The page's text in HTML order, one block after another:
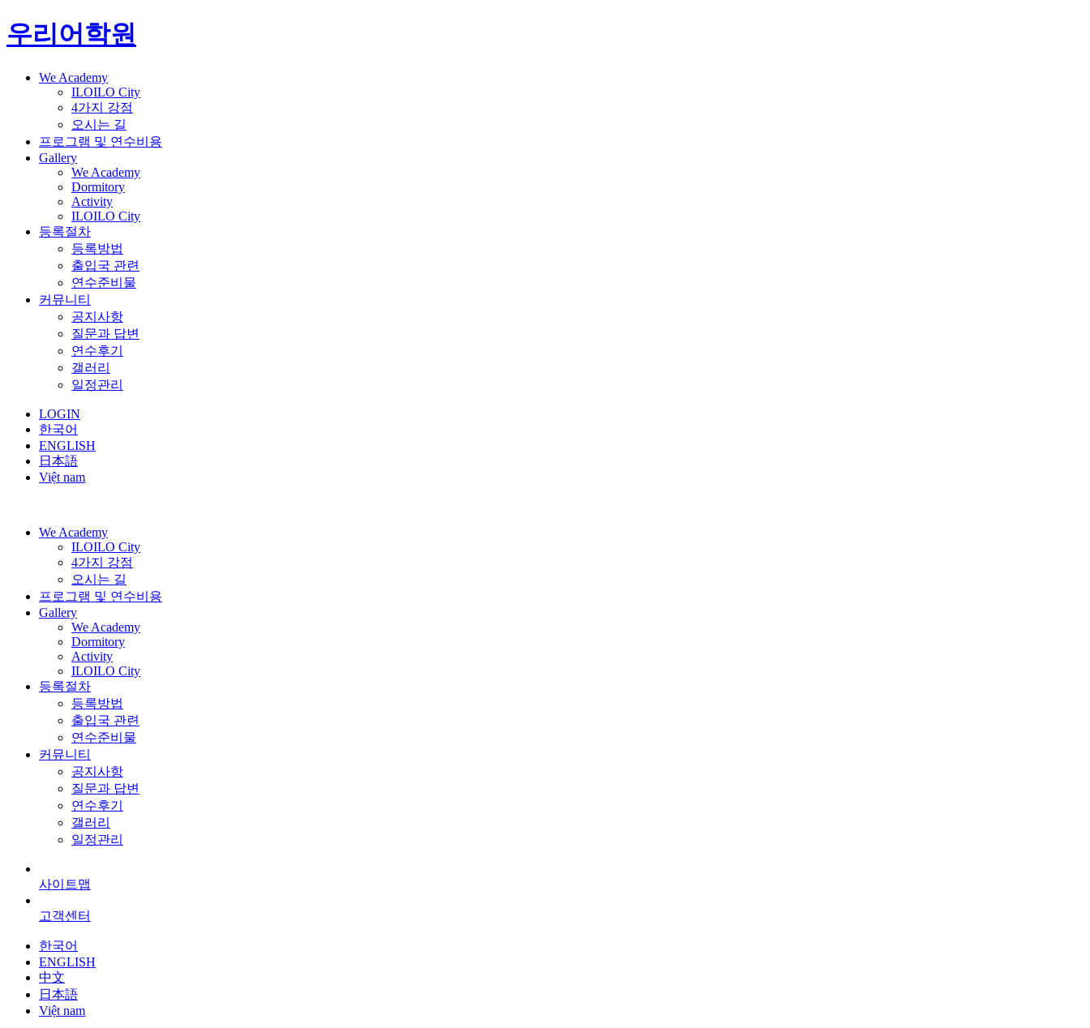
우리어학원
We Academy
ILOILO City
4가지 강점
오시는 길
프로그램 및 연수비용
Gallery
We Academy
Dormitory
Activity
ILOILO City
등록절차
등록방법
출입국 관련
연수준비물
커뮤니티
공지사항
질문과 답변
연수후기
갤러리
일정관리
LOGIN
한국어
ENGLISH
日本語
Việt nam
We Academy
ILOILO City
4가지 강점
오시는 길
프로그램 및 연수비용
Gallery
We Academy
Dormitory
Activity
ILOILO City
등록절차
등록방법
출입국 관련
연수준비물
커뮤니티
공지사항
질문과 답변
연수후기
갤러리
일정관리
사이트맵
고객센터
한국어
ENGLISH
中文
日本語
Việt nam